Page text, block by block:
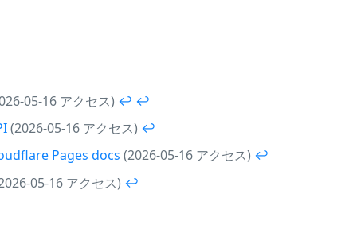
05-16 アクセス) ↩︎ ↩︎
(2026-05-16 アクセス) ↩︎
Pages docs (2026-05-16 アクセス) ↩︎
05-16 アクセス) ↩︎